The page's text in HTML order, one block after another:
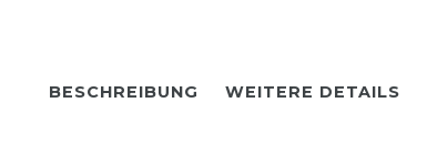
BESCHREIBUNG WEITERE DETAILS